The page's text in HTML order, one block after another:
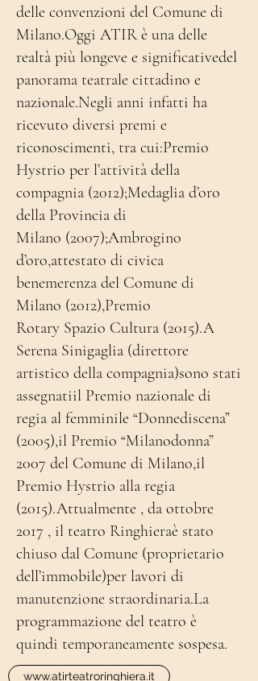
delle convenzioni del Comune di
Milano.Oggi ATIR è una delle
realtà più longeve e significativedel
panorama teatrale cittadino e
nazionale.Negli anni infatti ha
ricevuto diversi premi e
riconoscimenti, tra cui:Premio
Hystrio per l’attività della
compagnia (2012);Medaglia d’oro
della Provincia di
Milano (2007);Ambrogino
d’oro,attestato di civica
benemerenza del Comune di
Milano (2012),Premio
Rotary Spazio Cultura (2015).A
Serena Sinigaglia (direttore
artistico della compagnia)sono stati
assegnatiil Premio nazionale di
regia al femminile “Donnediscena”
(2005),il Premio “Milanodonna”
2007 del Comune di Milano,il
Premio Hystrio alla regia
(2015).Attualmente , da ottobre
2017 , il teatro Ringhieraè stato
chiuso dal Comune (proprietario
dell’immobile)per lavori di
manutenzione straordinaria.La
programmazione del teatro è
quindi temporaneamente sospesa.
www.atirteatroringhiera.it